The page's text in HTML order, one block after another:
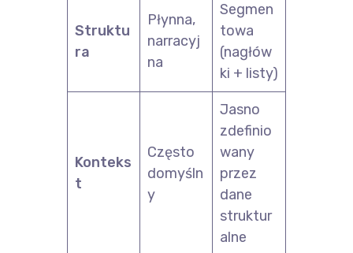
Struktu
ra
Płynna,
narracyj
na
Segmen
towa
(nagłów
ki + listy)
Konteks
t
Często
domyśln
y
Jasno
zdefinio
wany
przez
dane
struktur
alne